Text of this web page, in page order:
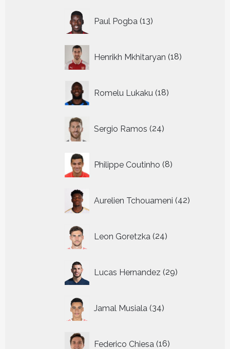
Paul Pogba 13
producten
Henrikh Mkhitaryan 18
producten
Romelu Lukaku 18
producten
Sergio Ramos 24
producten
Philippe Coutinho 8
producten
Aurelien Tchouameni 42
producten
Leon Goretzka 24
producten
Lucas Hernandez 29
producten
Jamal Musiala 34
producten
Federico Chiesa 16